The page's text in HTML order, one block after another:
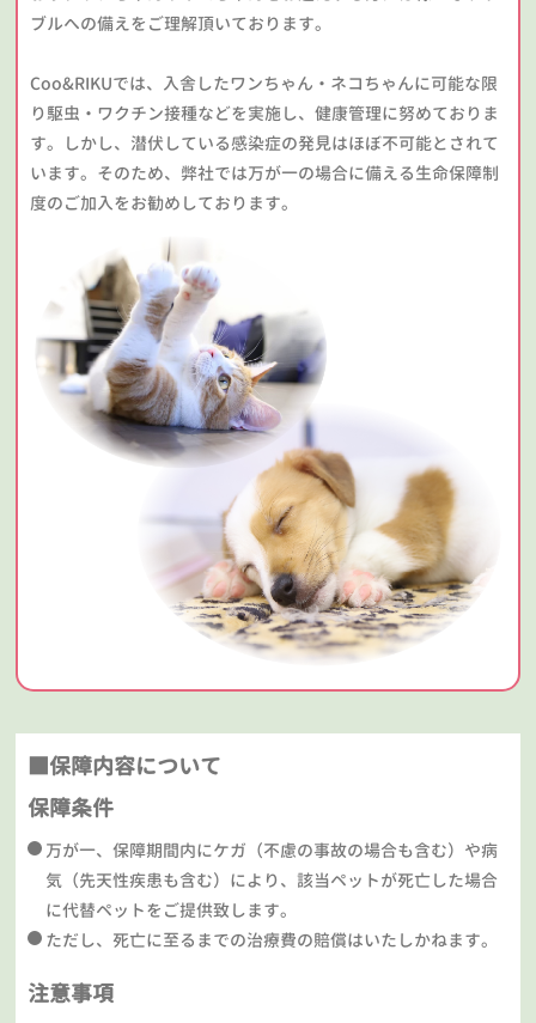
ブルへの備えをご理解頂いております。
Coo&RIKUでは、入舎したワンちゃん・ネコちゃんに可能な限
り駆虫・ワクチン接種などを実施し、健康管理に努めておりま
す。しかし、潜伏している感染症の発見はほぼ不可能とされて
います。そのため、弊社では万が一の場合に備える生命保障制
度のご加入をお勧めしております。
■保障内容について
保障条件
万が一、保障期間内にケガ（不慮の事故の場合も含む）や病
気（先天性疾患も含む）により、該当ペットが死亡した場合
に代替ペットをご提供致します。
ただし、死亡に至るまでの治療費の賠償はいたしかねます。
注意事項